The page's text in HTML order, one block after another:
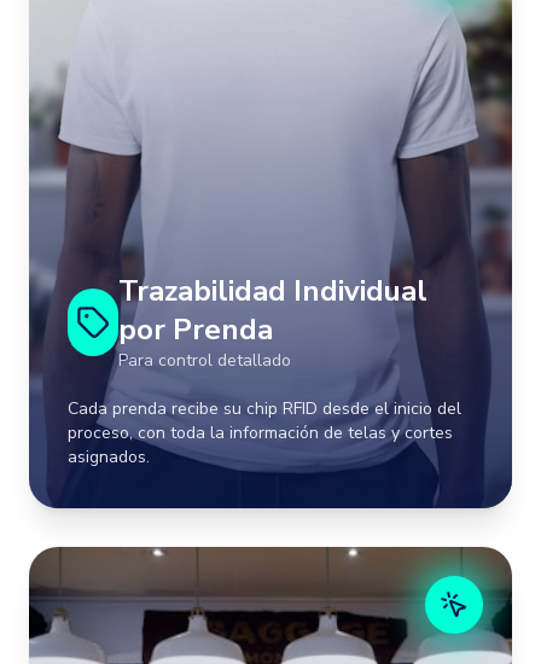
Trazabilidad Individual
por Prenda
Para control detallado
Cada prenda recibe su chip RFID desde el inicio del
proceso, con toda la información de telas y cortes
asignados.
Proceso paso a paso:
1
Asignación de chip RFID único a cada prenda
Registro de tela utilizada y metraje
Cronograma de corte y personal asignado
Seguimiento completo del proceso productivo
Trazabilidad total desde materia prima hasta
producto final
Ejemplos:
Prendas premium, uniformes corporativos,
pedidos personalizados
Gestión por Lote de
Producción